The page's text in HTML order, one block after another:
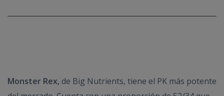
Monster Rex, de Big Nutrients, tiene el PK más potente